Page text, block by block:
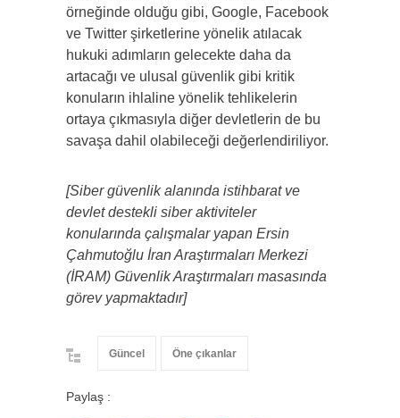
örneğinde olduğu gibi, Google, Facebook
ve Twitter şirketlerine yönelik atılacak
hukuki adımların gelecekte daha da
artacağı ve ulusal güvenlik gibi kritik
konuların ihlaline yönelik tehlikelerin
ortaya çıkmasıyla diğer devletlerin de bu
savaşa dahil olabileceği değerlendiriliyor.
[Siber güvenlik alanında istihbarat ve
devlet destekli siber aktiviteler
konularında çalışmalar yapan Ersin
Çahmutoğlu İran Araştırmaları Merkezi
(İRAM) Güvenlik Araştırmaları masasında
görev yapmaktadır]
Güncel Öne çıkanlar
Paylaş :